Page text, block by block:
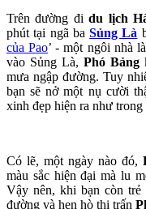
Trên đường đidu lịch
phút tại ngã baSủng Là
của Pao’ - một ngôi nhà
vào Sủng Là, Phó Bảng
mưa ngập đường. Tuy
bạn sẽ nở một nụ cười
xinh đẹp hiện ra như
Có lẽ, một ngày nào đó,
màu sắc hiện đại mà lu
Vậy nên, khi bạn còn
đường và hẹn hò thị trấn